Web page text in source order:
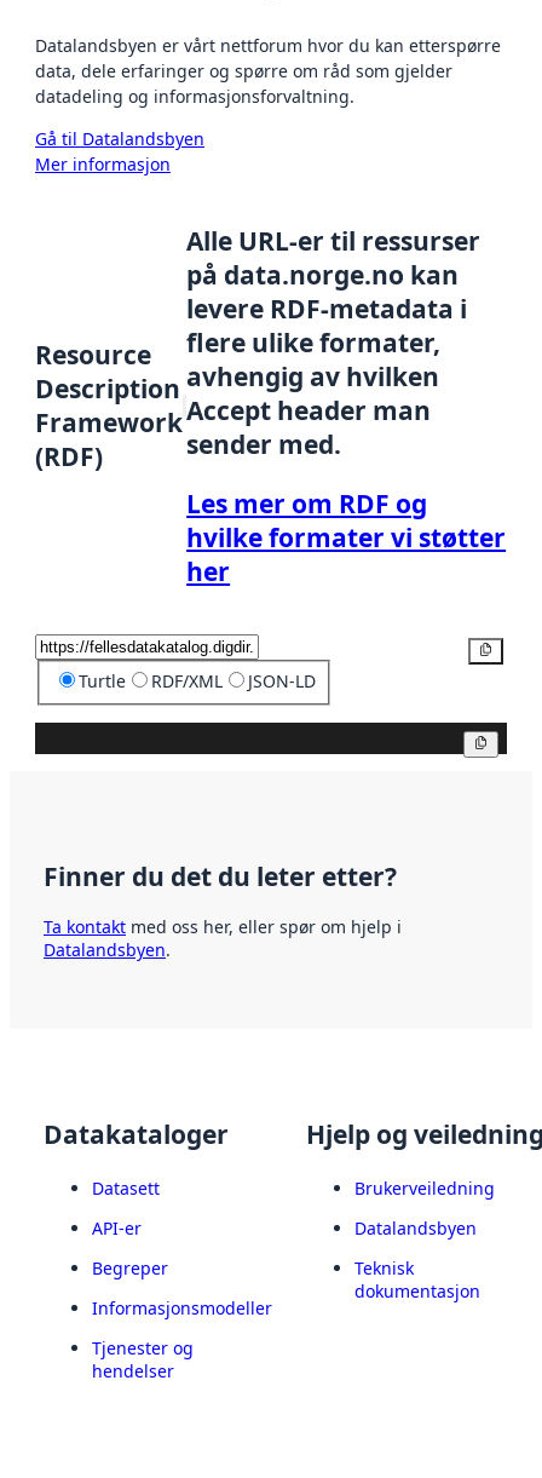
Datalandsbyen er vårt nettforum hvor du kan etterspørre
data, dele erfaringer og spørre om råd som gjelder
datadeling og informasjonsforvaltning.
Gå til Datalandsbyen
Mer informasjon
Resource
Description
Framework
(RDF)
Alle URL-er til ressurser
på data.norge.no kan
levere RDF-metadata i
flere ulike formater,
avhengig av hvilken
Accept header man
sender med.
Les mer om RDF og
hvilke formater vi støtter
her
Turtle RDF/XML JSON-LD
Finner du det du leter etter?
Ta kontakt med oss her, eller spør om hjelp i
Datalandsbyen.
Datakataloger
Datasett
API-er
Begreper
Informasjonsmodeller
Tjenester og
hendelser
Hjelp og
Brukerveiledning
Datalandsbyen
Teknisk
dokumentasjon